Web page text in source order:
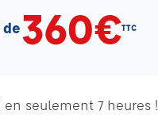
360€TTC
seulement 7 heures !